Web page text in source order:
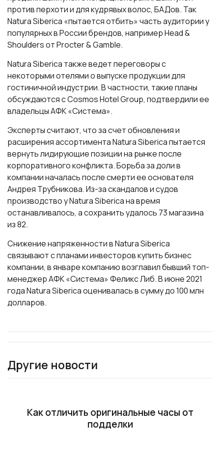
против перхоти и для кудрявых волос, БАДов. Так
Natura Siberica «пытается отбить» часть аудитории у
популярных в России брендов, например Head &
Shoulders от Procter & Gamble.
Natura Siberica также ведет переговоры с
некоторыми отелями о выпуске продукции для
гостиничной индустрии. В частности, такие планы
обсуждаются с Cosmos Hotel Group, подтвердили ее
владельцы АФК «Система».
Эксперты считают, что за счет обновления и
расширения ассортимента Natura Siberica пытается
вернуть лидирующие позиции на рынке после
корпоративного конфликта. Борьба за доли в
компании началась после смерти ее основателя
Андрея Трубникова. Из-за скандалов и судов
производство у Natura Siberica на время
останавливалось, а сохранить удалось 73 магазина
из 82.
Снижение напряженности в Natura Siberica
связывают с планами инвесторов купить бизнес
компании, в январе компанию возглавил бывший топ-
менеджер АФК «Система» Феликс Либ. В июне 2021
года Natura Siberica оценивалась в сумму до 100 млн
долларов.
Другие новости
Как отличить оригинальные часы от
подделки